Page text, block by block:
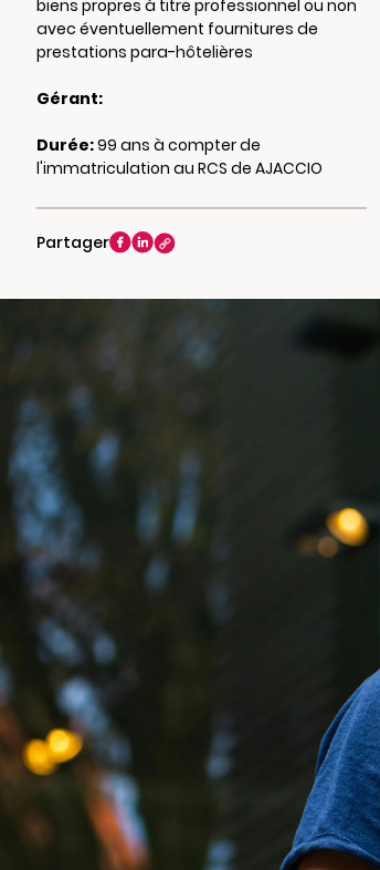
biens propres à titre professionnel ou non
avec éventuellement fournitures de
prestations para-hôtelières
Gérant:
Durée:99 ans à compter de
l'immatriculation au RCS de AJACCIO
Partager